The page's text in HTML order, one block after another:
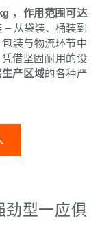
， 作用范围可达
从袋装、桶装到
装与物流环节中
借坚固耐用的设
产区域的各种严
劲型一应俱